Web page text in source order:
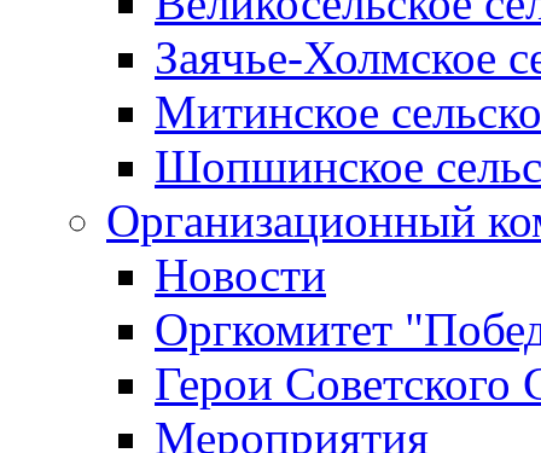
Заячье-Холмское
Митинское
Шопшинское
Организационный
Новости
Оргкомитет
Герои Советского
Мероприятия